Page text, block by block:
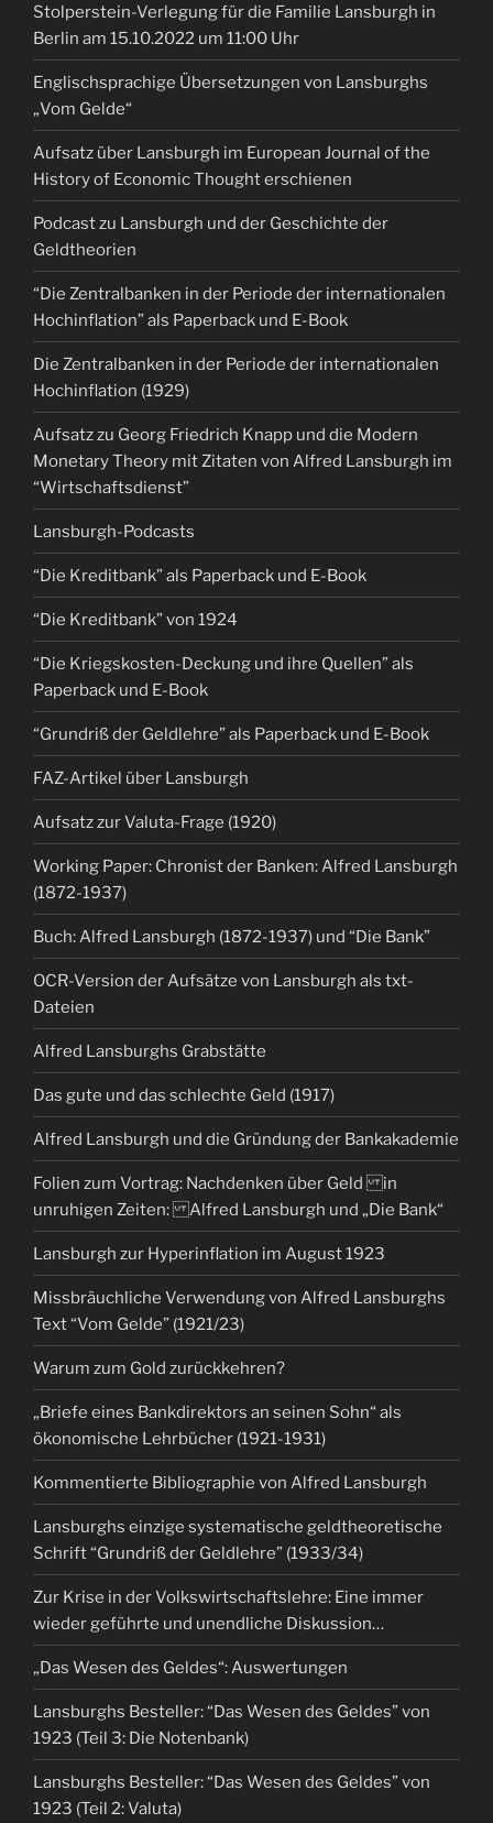
Stolperstein-Verlegung für die Familie Lansburgh in
Berlin am 15.10.2022 um 11:00 Uhr
Englischsprachige Übersetzungen von Lansburghs
„Vom Gelde“
Aufsatz über Lansburgh im European Journal of the
History of Economic Thought erschienen
Podcast zu Lansburgh und der Geschichte der
Geldtheorien
“Die Zentralbanken in der Periode der internationalen
Hochinflation” als Paperback und E-Book
Die Zentralbanken in der Periode der internationalen
Hochinflation (1929)
Aufsatz zu Georg Friedrich Knapp und die Modern
Monetary Theory mit Zitaten von Alfred Lansburgh im
“Wirtschaftsdienst”
Lansburgh-Podcasts
“Die Kreditbank” als Paperback und E-Book
“Die Kreditbank” von 1924
“Die Kriegskosten-Deckung und ihre Quellen” als
Paperback und E-Book
“Grundriß der Geldlehre” als Paperback und E-Book
FAZ-Artikel über Lansburgh
Aufsatz zur Valuta-Frage (1920)
Working Paper: Chronist der Banken: Alfred Lansburgh
(1872-1937)
Buch: Alfred Lansburgh (1872-1937) und “Die Bank”
OCR-Version der Aufsätze von Lansburgh als txt-
Dateien
Alfred Lansburghs Grabstätte
Das gute und das schlechte Geld (1917)
Alfred Lansburgh und die Gründung der Bankakademie
Folien zum Vortrag: Nachdenken über Geld in
unruhigen Zeiten: Alfred Lansburgh und „Die Bank“
Lansburgh zur Hyperinflation im August 1923
Missbräuchliche Verwendung von Alfred Lansburghs
Text “Vom Gelde” (1921/23)
Warum zum Gold zurückkehren?
„Briefe eines Bankdirektors an seinen Sohn“ als
ökonomische Lehrbücher (1921-1931)
Kommentierte Bibliographie von Alfred Lansburgh
Lansburghs einzige systematische geldtheoretische
Schrift “Grundriß der Geldlehre” (1933/34)
Zur Krise in der Volkswirtschaftslehre: Eine immer
wieder geführte und unendliche Diskussion…
„Das Wesen des Geldes“: Auswertungen
Lansburghs Besteller: “Das Wesen des Geldes” von
1923 (Teil 3: Die Notenbank)
Lansburghs Besteller: “Das Wesen des Geldes” von
1923 (Teil 2: Valuta)